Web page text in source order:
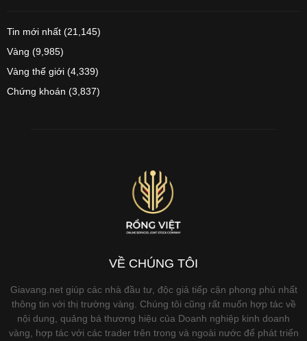
Tin mới nhất (21,145)
Vàng (9,985)
Vàng thế giới (4,339)
Chứng khoán (3,837)
VỀ CHÚNG TÔI
Giavang.net giúp các nhà đầu tư, độc giả tiếp cận phong phú nhất
thông tin với thị trường vàng. Chúng tôi cũng rất muốn hợp tác về
nội dung, quảng bá thương hiệu của Doanh nghiệp kinh doanh
vàng, hợp tác với các trader trên trong và ngoài nước để phát triển